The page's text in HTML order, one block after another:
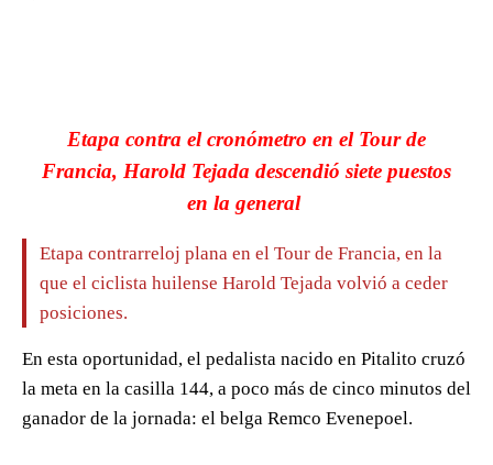
Etapa contra el cronómetro en el Tour de
Francia, Harold Tejada descendió siete puestos
en la general
Etapa contrarreloj plana en el Tour de Francia, en la
que el ciclista huilense Harold Tejada volvió a ceder
posiciones.
En esta oportunidad, el pedalista nacido en Pitalito cruzó
la meta en la casilla 144, a poco más de cinco minutos del
ganador de la jornada: el belga Remco Evenepoel.